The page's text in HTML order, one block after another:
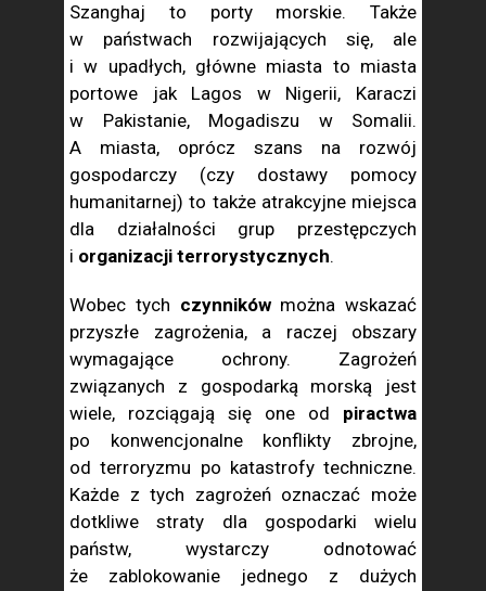
Szanghaj to porty morskie. Także
w państwach rozwijających się, ale
i w upadłych, główne miasta to miasta
portowe jak Lagos w Nigerii, Karaczi
w Pakistanie, Mogadiszu w Somalii.
A miasta, oprócz szans na rozwój
gospodarczy (czy dostawy pomocy
humanitarnej) to także atrakcyjne miejsca
dla działalności grup przestępczych
i organizacji terrorystycznych.
Wobec tych czynnikówmożna wskazać
przyszłe zagrożenia, a raczej obszary
wymagające ochrony. Zagrożeń
związanych z gospodarką morską jest
wiele, rozciągają się one od piractwa
po konwencjonalne konflikty zbrojne,
od terroryzmu po katastrofy techniczne.
Każde z tych zagrożeń oznaczać może
dotkliwe straty dla gospodarki wielu
państw, wystarczy odnotować
że zablokowanie jednego z dużych